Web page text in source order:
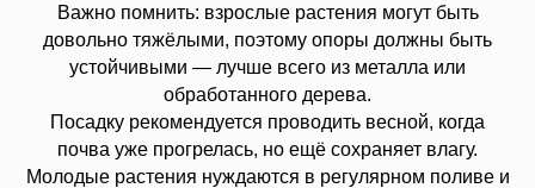
Важно помнить: взрослые растения могут быть
довольно тяжёлыми, поэтому опоры должны быть
устойчивыми — лучше всего из металла или
обработанного дерева.
Посадку рекомендуется проводить весной, когда
почва уже прогрелась, но ещё сохраняет влагу.
Молодые растения нуждаются в регулярном поливе и